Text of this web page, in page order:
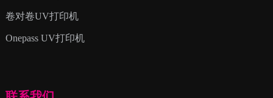
卷对卷UV打印机
Onepass UV打印机